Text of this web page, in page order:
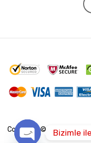
Copyright © 2022İxir
Bizimle